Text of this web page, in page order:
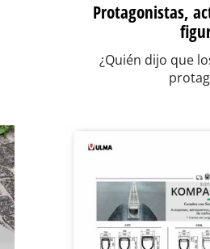
Protagonistas,
¿Quién dijo que